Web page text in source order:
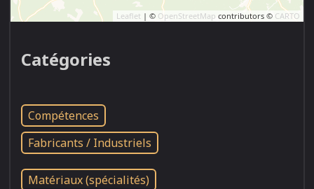
Leaflet | © OpenStreetMap contributors © CARTO
Catégories
Compétences
Fabricants / Industriels
Matériaux (spécialités)